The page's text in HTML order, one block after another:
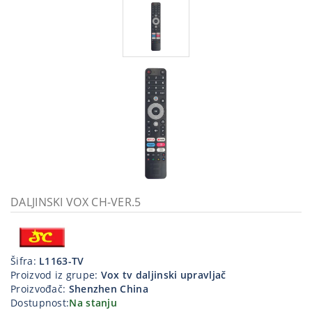
priključci
Kućna
tehnika
Poslovna
oprema,računari
DALJINSKI VOX CH-VER.5
Šifra: L1163-TV
Proizvod iz grupe: Vox tv daljinski upravljač
Proizvođač: Shenzhen China
Dostupnost:Na stanju